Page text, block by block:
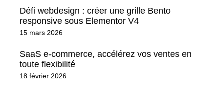
Défi webdesign : créer une grille Bento
responsive sous Elementor V4
15 mars 2026
SaaS e-commerce, accélérez vos ventes en
toute flexibilité
18 février 2026